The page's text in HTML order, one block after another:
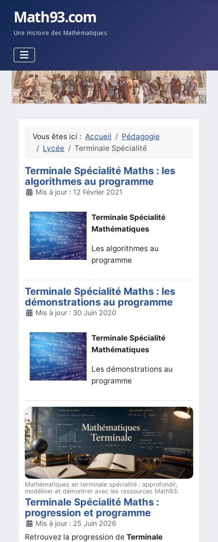
Math93.com
Une Histoire des Mathématiques
Vous êtes ici : Accueil
Pédagogie
Lycée
Terminale Spécialité
Terminale Spécialité Maths : les
algorithmes au programme
DétailsMis à jour : 12 Février 2021
Terminale Spécialité
Mathématiques
Les algorithmes au
programme
Terminale Spécialité Maths : les
démonstrations au programme
DétailsMis à jour : 30 Juin 2020
Terminale Spécialité
Mathématiques
Les démonstrations au
programme
Mathématiques en terminale spécialité : approfondir,
modéliser et démontrer avec les ressources Math93.
Terminale Spécialité Maths :
progression et programme
DétailsMis à jour : 25 Juin 2026
Retrouvez la progression deTerminale